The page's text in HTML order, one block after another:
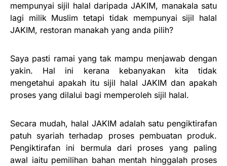
mempunyai sijil halal daripada JAKIM, manakala satu
lagi milik Muslim tetapi tidak mempunyai sijil halal
JAKIM, restoran manakah yang anda pilih?
Saya pasti ramai yang tak mampu menjawab dengan
yakin. Hal ini kerana kebanyakan kita tidak
mengetahui apakah itu sijil halal JAKIM dan apakah
proses yang dilalui bagi memperoleh sijil halal.
Secara mudah, halal JAKIM adalah satu pengiktirafan
patuh syariah terhadap proses pembuatan produk.
Pengiktirafan ini bermula dari proses yang paling
awal iaitu pemilihan bahan mentah hinggalah proses